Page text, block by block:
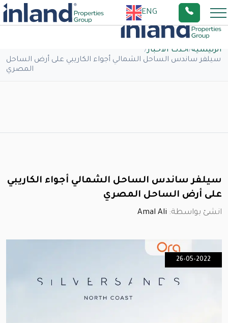
ENG
الرئيسية/أحدث الاخبار/
سيلفر ساندس الساحل الشمالي أجواء الكاريبي على أرض الساحل
المصري
سيلفر ساندس الساحل الشمالي أجواء الكاريبي
على أرض الساحل المصري
انشئ بواسطة: Amal Ali
26-05-2022